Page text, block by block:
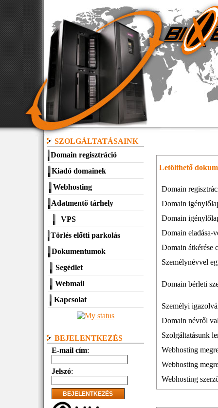
SZOLGÁLTATÁSAINK
Domain regisztráció
Kiadó domainek
Webhosting
Adatmentő tárhely
VPS
Törlés előtti parkolás
Dokumentumok
Segédlet
Webmail
Kapcsolat
BEJELENTKEZÉS
E-mail cím:
Jelszó:
Letölthető
Domain
Domain
Domain
Domain eladása-
Domain átkérése
Személynévvel
Domain bérleti
Személyi
Domain névről
Szolgáltatásunk
Webhosting
Webhosting
Webhosting